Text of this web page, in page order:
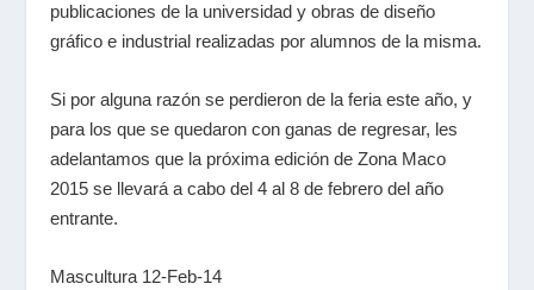
publicaciones de la universidad y obras de diseño
gráfico e industrial realizadas por alumnos de la misma.
Si por alguna razón se perdieron de la feria este año, y
para los que se quedaron con ganas de regresar, les
adelantamos que la próxima edición de Zona Maco
2015 se llevará a cabo del 4 al 8 de febrero del año
entrante.
Mascultura 12-Feb-14